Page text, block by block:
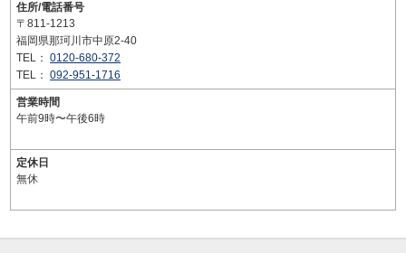
住所/電話番号
〒811-1213
福岡県那珂川市中原2-40
TEL： 0120-680-372
TEL： 092-951-1716
営業時間
午前9時〜午後6時
定休日
無休